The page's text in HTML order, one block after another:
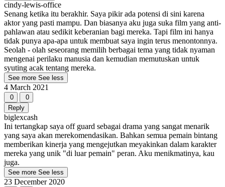
cindy-lewis-office
Senang ketika itu berakhir. Saya pikir ada potensi di sini karena
aktor yang pasti mampu. Dan biasanya aku juga suka film yang anti-
pahlawan atau sedikit keberanian bagi mereka. Tapi film ini hanya
tidak punya apa-apa untuk membuat saya ingin terus menontonnya.
Seolah - olah seseorang memilih berbagai tema yang tidak nyaman
mengenai perilaku manusia dan kemudian memutuskan untuk
syuting acak tentang mereka.
See more See less
4 March 2021
0
0
Reply
biglexcash
Ini tertangkap saya off guard sebagai drama yang sangat menarik
yang saya akan merekomendasikan. Bahkan semua pemain bintang
memberikan kinerja yang mengejutkan meyakinkan dalam karakter
mereka yang unik "di luar pemain" peran. Aku menikmatinya, kau
juga.
See more See less
23 December 2020